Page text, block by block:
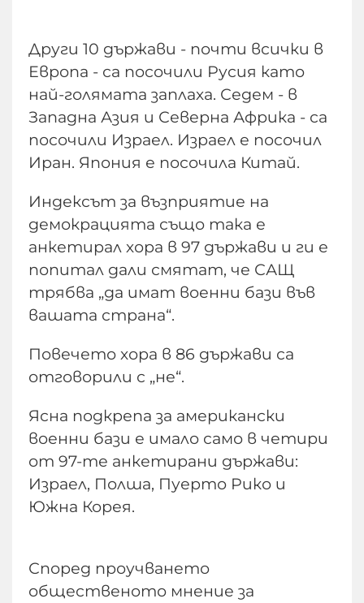
Други 10 държави - почти всички в
Европа - са посочили Русия като
най-голямата заплаха. Седем - в
Западна Азия и Северна Африка - са
посочили Израел. Израел е посочил
Иран. Япония е посочила Китай.
Индексът за възприятие на
демокрацията също така е
анкетирал хора в 97 държави и ги е
попитал дали смятат, че САЩ
трябва „да имат военни бази във
вашата страна“.
Повечето хора в 86 държави са
отговорили с „не“.
Ясна подкрепа за американски
военни бази е имало само в четири
от 97-те анкетирани държави:
Израел, Полша, Пуерто Рико и
Южна Корея.
Според проучването
общественото мнение за